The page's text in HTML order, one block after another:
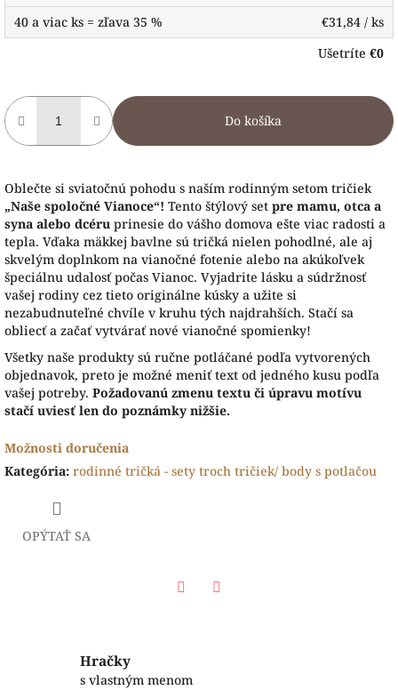
40 a viac ks = zľava 35 %
€31,84 / ks
Ušetríte €0
Do košíka
Oblečte si sviatočnú pohodu s naším rodinným setom tričiek
„Naše spoločné Vianoce“! Tento štýlový set pre mamu, otca a
syna alebo dcéru prinesie do vášho domova ešte viac radosti a
tepla. Vďaka mäkkej bavlne sú tričká nielen pohodlné, ale aj
skvelým doplnkom na vianočné fotenie alebo na akúkoľvek
špeciálnu udalosť počas Vianoc. Vyjadrite lásku a súdržnosť
vašej rodiny cez tieto originálne kúsky a užite si
nezabudnuteľné chvíle v kruhu tých najdrahších. Stačí sa
obliecť a začať vytvárať nové vianočné spomienky!
Všetky naše produkty sú ručne potláčané podľa vytvorených
objednavok, preto je možné meniť text od jedného kusu podľa
vašej potreby. Požadovanú zmenu textu či úpravu motívu
stačí uviesť len do poznámky nižšie.
Možnosti doručenia
Kategória: rodinné tričká - sety troch tričiek/ body s potlačou
OPÝTAŤ SA
Hračky
s vlastným menom